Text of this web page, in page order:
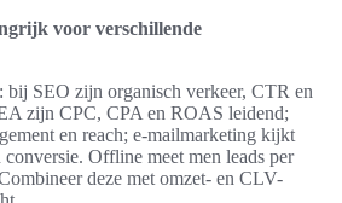
voor verschillende
bij SEO zijn organisch verkeer, CTR en
zijn CPC, CPA en ROAS leidend;
en reach; e-mailmarketing kijkt
Offline meet men leads per
deze met omzet- en CLV-